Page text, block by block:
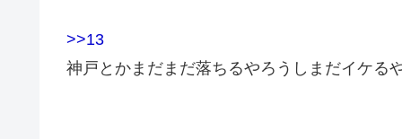
>>13
神戸とかまだまだ落ちるやろうしまだイケる